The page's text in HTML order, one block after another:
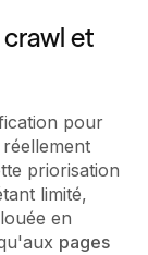
crawl et
pour
priorisation
limité,
en
pages